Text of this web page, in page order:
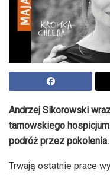
Andrzej Sikorowski
tarnowskiego
podróż przez pokolenia.
Trwają ostatnie prace